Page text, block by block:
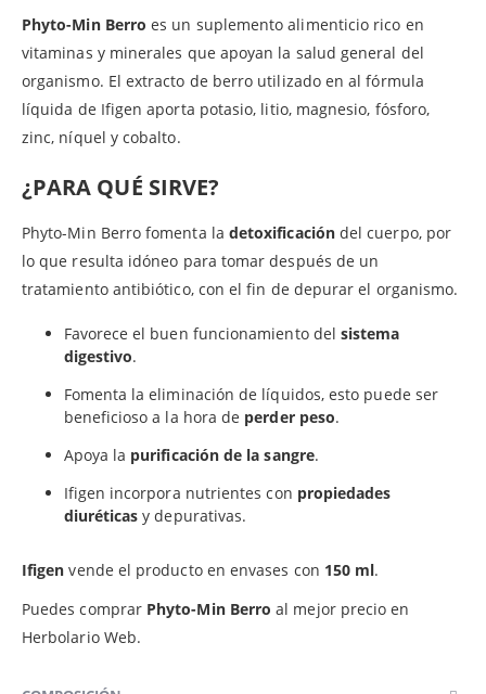
Phyto-Min Berroes un suplemento alimenticio rico en
vitaminas y minerales que apoyan la salud general del
organismo. El extracto de berro utilizado en al fórmula
líquida de Ifigen aporta potasio, litio, magnesio, fósforo,
zinc, níquel y cobalto.
¿PARA QUÉ SIRVE?
Phyto-Min Berro fomenta la detoxificacióndel cuerpo, por
lo que resulta idóneo para tomar después de un
tratamiento antibiótico, con el fin de depurar el organismo.
Favorece el buen funcionamiento delsistema
digestivo.
Fomenta la eliminación de líquidos, esto puede ser
beneficioso a la hora de perder peso.
Apoya la purificación de la sangre.
Ifigen incorpora nutrientes con propiedades
diuréticas y depurativas.
Ifigen vende el producto en envases con 150 ml.
Puedes comprar Phyto-Min Berro al mejor precio en
Herbolario Web.